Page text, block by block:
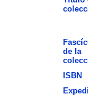
de la
ISBN